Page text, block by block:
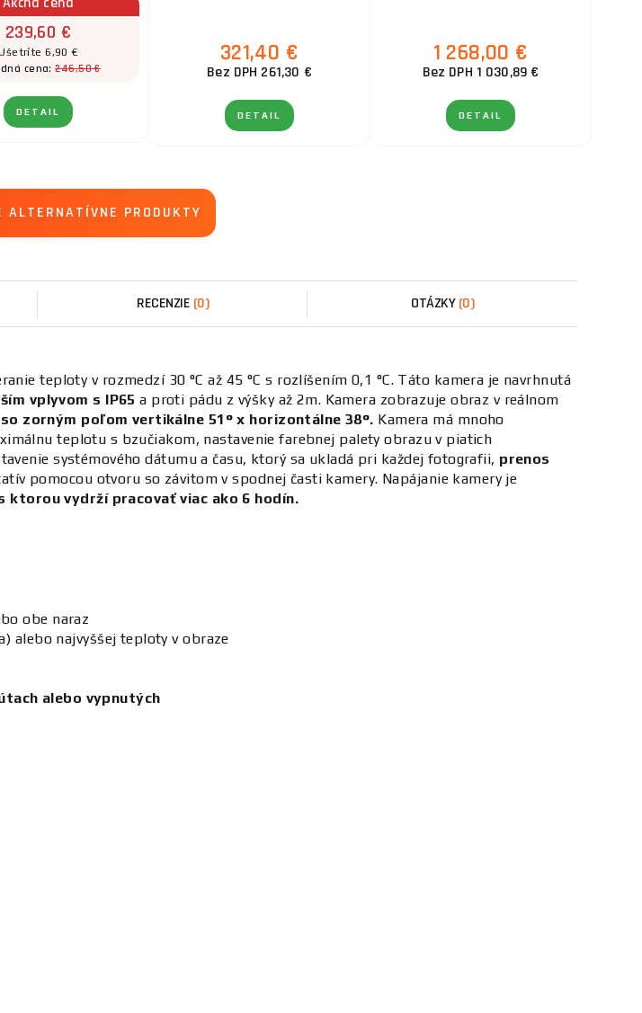
239,60 €
6,90 €
cena:246,50 €
DETAIL
321,40 €
Bez DPH 261,30 €
DETAIL
1 268,00 €
Bez DPH 1 030,89 €
DETAIL
ALTERNATÍVNE PRODUKTY
RECENZIE (0) OTÁZKY (0)
teploty v rozmedzí 30 °C až 45 °C s rozlíšením 0,1 °C. Táto kamera je navrhnutá
vplyvom s IP65 a proti pádu z výšky až 2m. Kamera zobrazuje obraz v reálnom
zorným poľom vertikálne 51° x horizontálne 38°. Kamera má mnoho
teplotu s bzučiakom, nastavenie farebnej palety obrazu v piatich
systémového dátumu a času, ktorý sa ukladá pri každej fotografii, prenos
pomocou otvoru so závitom v spodnej časti kamery. Napájanie kamery je
ktorou vydrží pracovať viac ako 6 hodín.
obe naraz
alebo najvyššej teploty v obraze
alebo vypnutých